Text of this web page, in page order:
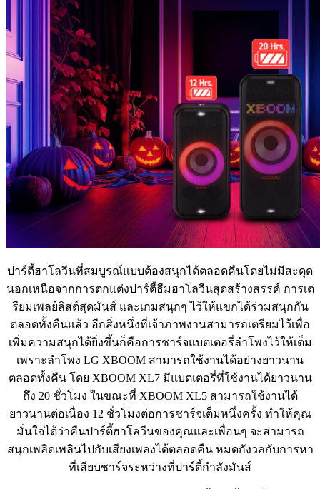
ปาร์ตี้ฮาโลวีนที่สมบูรณ์แบบต้องสนุกได้ตลอดคืนโดยไม่มีสะดุด
นอกเหนือจากการตกแต่งปาร์ตี้ธีมฮาโลวีนสุดสร้างสรรค์ การเต
รียมเพลย์ลิสต์สุดมันส์ และเกมสนุกๆ ไว้ให้แขกได้ร่วมสนุกกัน
ตลอดทั้งคืนแล้ว อีกสิ่งหนึ่งที่เจ้าภาพงานสามารถเตรียมไว้เพื่อ
เพิ่มความสนุกได้ยิ่งขึ้นก็คือการชาร์จแบตเตอรี่ลำโพงไว้ให้เต็ม
เพราะลำโพง LG XBOOM สามารถใช้งานได้อย่างยาวนาน
ตลอดทั้งคืน โดย XBOOM XL7 มีแบตเตอรี่ที่ใช้งานได้ยาวนาน
ถึง 20 ชั่วโมง ในขณะที่ XBOOM XL5 สามารถใช้งานได้
ยาวนานต่อเนื่อง 12 ชั่วโมงต่อการชาร์จเต็มหนึ่งครั้ง ทำให้คุณ
มั่นใจได้ว่าคืนปาร์ตี้ฮาโลวีนของคุณและเพื่อนๆ จะสามารถ
สนุกเพลิดเพลินไปกับเสียงเพลงได้ตลอดคืน หมดกังวลกับการหา
ที่เสียบชาร์จระหว่างที่ปาร์ตี้กำลังมันส์